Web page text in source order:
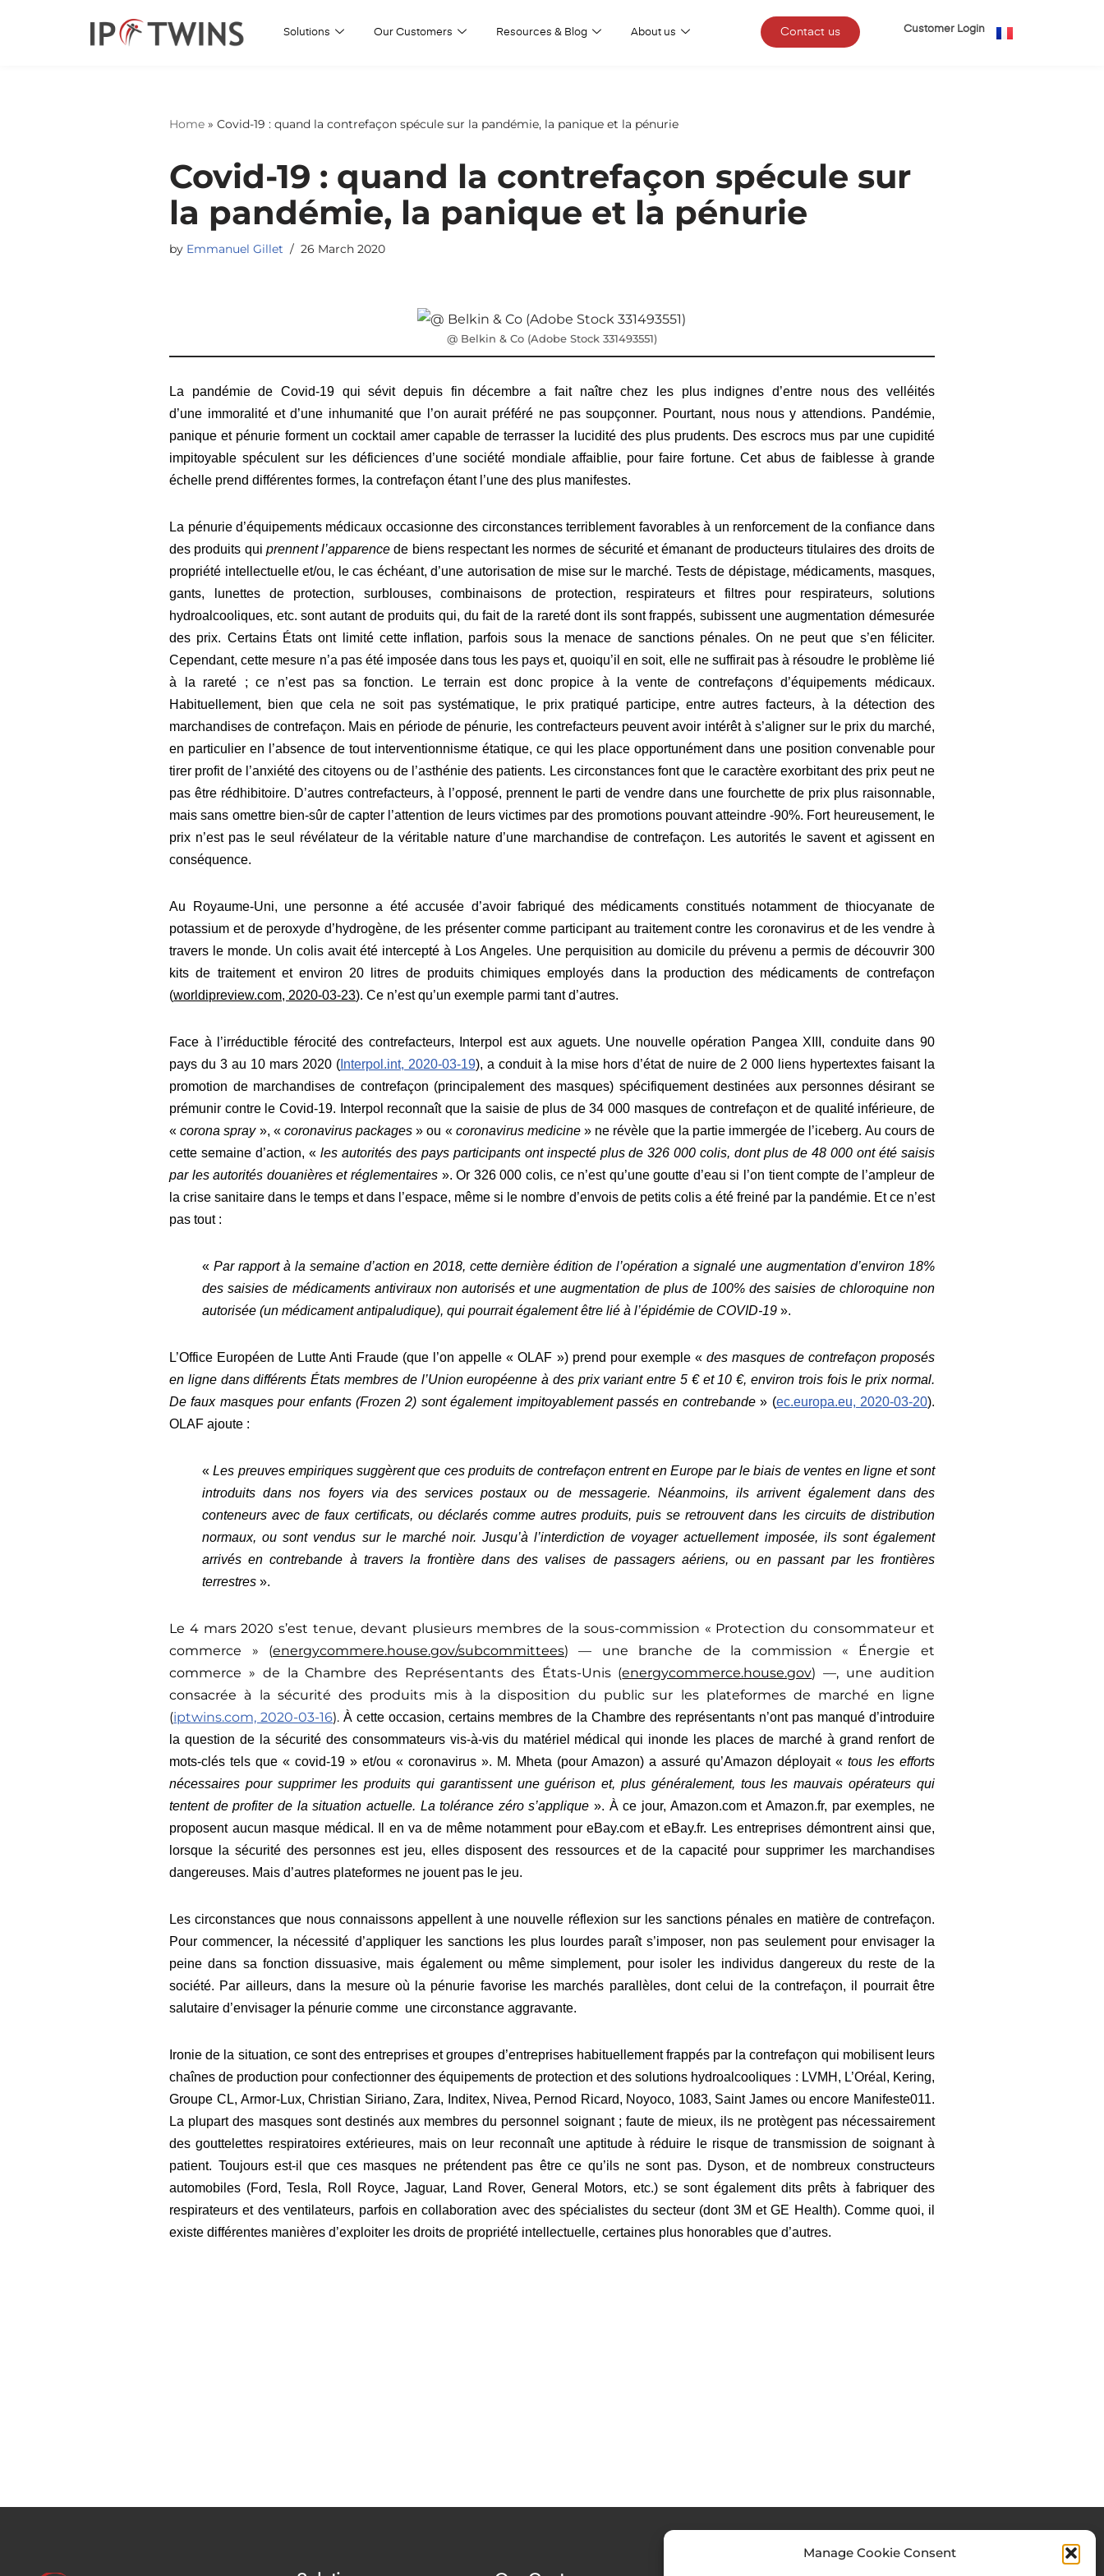
Manage Cookie Consent
Solutions Our Customers Resources & Blog About us Contact us Customer Login
Home »Covid-19 : quand la contrefaçon spécule sur la pandémie, la panique et la pénurie
Covid-19 : quand la contrefaçon spécule sur
la pandémie, la panique et la pénurie
by Emmanuel Gillet 26 March 2020
@ Belkin & Co (Adobe Stock 331493551)
La pandémie de Covid-19 qui sévit depuis fin décembre a fait naître chez les plus indignes d’entre nous des velléités
d’une immoralité et d’une inhumanité que l’on aurait préféré ne pas soupçonner. Pourtant, nous nous y attendions. Pandémie,
panique et pénurie forment un cocktail amer capable de terrasser la lucidité des plus prudents. Des escrocs mus par une cupidité
impitoyable spéculent sur les déficiences d’une société mondiale affaiblie, pour faire fortune. Cet abus de faiblesse à grande
échelle prend différentes formes, la contrefaçon étant l’une des plus manifestes.
La pénurie d’équipements médicaux occasionne des circonstances terriblement favorables à un renforcement de la confiance dans
des produits qui prennent l’apparence de biens respectant les normes de sécurité et émanant de producteurs titulaires des droits de
propriété intellectuelle et/ou, le cas échéant, d’une autorisation de mise sur le marché. Tests de dépistage, médicaments, masques,
gants, lunettes de protection, surblouses, combinaisons de protection, respirateurs et filtres pour respirateurs, solutions
hydroalcooliques, etc. sont autant de produits qui, du fait de la rareté dont ils sont frappés, subissent une augmentation démesurée
des prix. Certains États ont limité cette inflation, parfois sous la menace de sanctions pénales. On ne peut que s’en féliciter.
Cependant, cette mesure n’a pas été imposée dans tous les pays et, quoiqu’il en soit, elle ne suffirait pas à résoudre le problème lié
à la rareté ; ce n’est pas sa fonction. Le terrain est donc propice à la vente de contrefaçons d’équipements médicaux.
Habituellement, bien que cela ne soit pas systématique, le prix pratiqué participe, entre autres facteurs, à la détection des
marchandises de contrefaçon. Mais en période de pénurie, les contrefacteurs peuvent avoir intérêt à s’aligner sur le prix du marché,
en particulier en l’absence de tout interventionnisme étatique, ce qui les place opportunément dans une position convenable pour
tirer profit de l’anxiété des citoyens ou de l’asthénie des patients. Les circonstances font que le caractère exorbitant des prix peut ne
pas être rédhibitoire. D’autres contrefacteurs, à l’opposé, prennent le parti de vendre dans une fourchette de prix plus raisonnable,
mais sans omettre bien-sûr de capter l’attention de leurs victimes par des promotions pouvant atteindre -90%. Fort heureusement, le
prix n’est pas le seul révélateur de la véritable nature d’une marchandise de contrefaçon. Les autorités le savent et agissent en
conséquence.
Au Royaume-Uni, une personne a été accusée d’avoir fabriqué des médicaments constitués notamment de thiocyanate de
potassium et de peroxyde d’hydrogène, de les présenter comme participant au traitement contre les coronavirus et de les vendre à
travers le monde. Un colis avait été intercepté à Los Angeles. Une perquisition au domicile du prévenu a permis de découvrir 300
kits de traitement et environ 20 litres de produits chimiques employés dans la production des médicaments de contrefaçon
(worldipreview.com, 2020-03-23). Ce n’est qu’un exemple parmi tant d’autres.
Face à l’irréductible férocité des contrefacteurs, Interpol est aux aguets. Une nouvelle opération Pangea XIII, conduite dans 90
pays du 3 au 10 mars 2020 (Interpol.int, 2020-03-19), a conduit à la mise hors d’état de nuire de 2 000 liens hypertextes faisant la
promotion de marchandises de contrefaçon (principalement des masques) spécifiquement destinées aux personnes désirant se
prémunir contre le Covid-19. Interpol reconnaît que la saisie de plus de 34 000 masques de contrefaçon et de qualité inférieure, de
«corona spray», « coronavirus packages » ou « coronavirus medicine» ne révèle que la partie immergée de l’iceberg. Au cours de
cette semaine d’action, « les autorités des pays participants ont inspecté plus de 326 000 colis, dont plus de 48 000 ont été saisis
par les autorités douanières et réglementaires ». Or 326 000 colis, ce n’est qu’une goutte d’eau si l’on tient compte de l’ampleur de
la crise sanitaire dans le temps et dans l’espace, même si le nombre d’envois de petits colis a été freiné par la pandémie. Et ce n’est
pas tout :
«Par rapport à la semaine d’action en 2018, cette dernière édition de l’opération a signalé une augmentation d’environ 18%
des saisies de médicaments antiviraux non autorisés et une augmentation de plus de 100% des saisies de chloroquine non
autorisée (un médicament antipaludique), qui pourrait également être lié à l’épidémie de COVID-19 ».
L’Office Européen de Lutte Anti Fraude (que l’on appelle « OLAF ») prend pour exemple « des masques de contrefaçon proposés
en ligne dans différents États membres de l’Union européenne à des prix variant entre 5 € et 10 €, environ trois fois le prix normal.
De faux masques pour enfants (Frozen 2) sont également impitoyablement passés en contrebande» (ec.europa.eu, 2020-03-20).
OLAF ajoute :
«Les preuves empiriques suggèrent que ces produits de contrefaçon entrent en Europe par le biais de ventes en ligne et sont
introduits dans nos foyers via des services postaux ou de messagerie. Néanmoins, ils arrivent également dans des
conteneurs avec de faux certificats, ou déclarés comme autres produits, puis se retrouvent dans les circuits de distribution
normaux, ou sont vendus sur le marché noir. Jusqu’à l’interdiction de voyager actuellement imposée, ils sont également
arrivés en contrebande à travers la frontière dans des valises de passagers aériens, ou en passant par les frontières
terrestres ».
Le 4 mars 2020 s’est tenue, devant plusieurs membres de la sous-commission « Protection du consommateur et
commerce » (energycommere.house.gov/subcommittees) — une branche de la commission « Énergie et
commerce » de la Chambre des Représentants des États-Unis (energycommerce.house.gov) —, une audition
consacrée à la sécurité des produits mis à la disposition du public sur les plateformes de marché en ligne
(iptwins.com, 2020-03-16).À cette occasion, certains membres de la Chambre des représentants n’ont pas manqué d’introduire
la question de la sécurité des consommateurs vis-à-vis du matériel médical qui inonde les places de marché à grand renfort de
mots-clés tels que « covid-19 » et/ou « coronavirus ». M. Mheta (pour Amazon) a assuré qu’Amazon déployait « tous les efforts
nécessaires pour supprimer les produits qui garantissent une guérison et, plus généralement, tous les mauvais opérateurs qui
tentent de profiter de la situation actuelle. La tolérance zéro s’applique ». À ce jour, Amazon.com et Amazon.fr, par exemples, ne
proposent aucun masque médical. Il en va de même notamment pour eBay.com et eBay.fr. Les entreprises démontrent ainsi que,
lorsque la sécurité des personnes est jeu, elles disposent des ressources et de la capacité pour supprimer les marchandises
dangereuses. Mais d’autres plateformes ne jouent pas le jeu.
Les circonstances que nous connaissons appellent à une nouvelle réflexion sur les sanctions pénales en matière de contrefaçon.
Pour commencer, la nécessité d’appliquer les sanctions les plus lourdes paraît s’imposer, non pas seulement pour envisager la
peine dans sa fonction dissuasive, mais également ou même simplement, pour isoler les individus dangereux du reste de la
société. Par ailleurs, dans la mesure où la pénurie favorise les marchés parallèles, dont celui de la contrefaçon, il pourrait être
salutaire d’envisager la pénurie comme une circonstance aggravante.
Ironie de la situation, ce sont des entreprises et groupes d’entreprises habituellement frappés par la contrefaçon qui mobilisent leurs
chaînes de production pour confectionner des équipements de protection et des solutions hydroalcooliques : LVMH, L’Oréal, Kering,
Groupe CL, Armor-Lux, Christian Siriano, Zara, Inditex, Nivea, Pernod Ricard, Noyoco, 1083, Saint James ou encore Manifeste011.
La plupart des masques sont destinés aux membres du personnel soignant ; faute de mieux, ils ne protègent pas nécessairement
des gouttelettes respiratoires extérieures, mais on leur reconnaît une aptitude à réduire le risque de transmission de soignant à
patient. Toujours est-il que ces masques ne prétendent pas être ce qu’ils ne sont pas. Dyson, et de nombreux constructeurs
automobiles (Ford, Tesla, Roll Royce, Jaguar, Land Rover, General Motors, etc.) se sont également dits prêts à fabriquer des
respirateurs et des ventilateurs, parfois en collaboration avec des spécialistes du secteur (dont 3M et GE Health). Comme quoi, il
existe différentes manières d’exploiter les droits de propriété intellectuelle, certaines plus honorables que d’autres.